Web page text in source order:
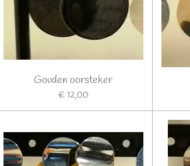
Gouden oorsteker
€ 12,00